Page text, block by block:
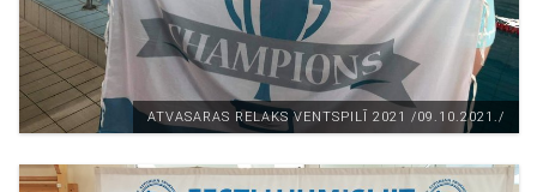
ATVASARAS RELAKS VENTSPILĪ 2021 /09.10.2021./